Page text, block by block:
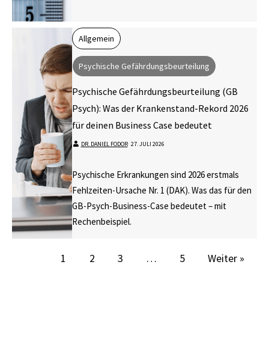
Allgemein
Psychische Gefährdungsbeurteilung
Psychische Gefährdungsbeurteilung (GB
Psych): Was der Krankenstand-Rekord 2026
für deinen Business Case bedeutet
DR. DANIEL FODOR⋅ 27. JULI 2026
Psychische Erkrankungen sind 2026 erstmals
Fehlzeiten-Ursache Nr. 1 (DAK). Was das für den
GB-Psych-Business-Case bedeutet – mit
Rechenbeispiel.
1 2 3 … 5 Weiter »